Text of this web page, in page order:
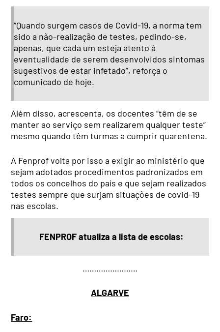
“Quando surgem casos de Covid-19, a norma tem
sido a não-realização de testes, pedindo-se,
apenas, que cada um esteja atento à
eventualidade de serem desenvolvidos sintomas
sugestivos de estar infetado”, reforça o
comunicado de hoje.
Além disso, acrescenta, os docentes “têm de se
manter ao serviço sem realizarem qualquer teste”
mesmo quando têm turmas a cumprir quarentena.
A Fenprof volta por isso a exigir ao ministério que
sejam adotados procedimentos padronizados em
todos os concelhos do país e que sejam realizados
testes sempre que surjam situações de covid-19
nas escolas.
FENPROF atualiza a lista de escolas:
……………………
ALGARVE
Faro: